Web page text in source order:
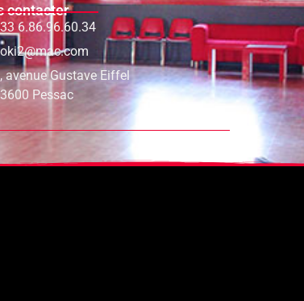
contacter
6.86.96.60.34
avenue Gustave Eiffel
Pessac